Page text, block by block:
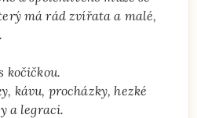
má rád zvířata a malé,
kočičkou.
kávu, procházky, hezké
a legraci.